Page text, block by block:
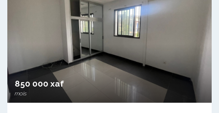
850 000 xaf
mois